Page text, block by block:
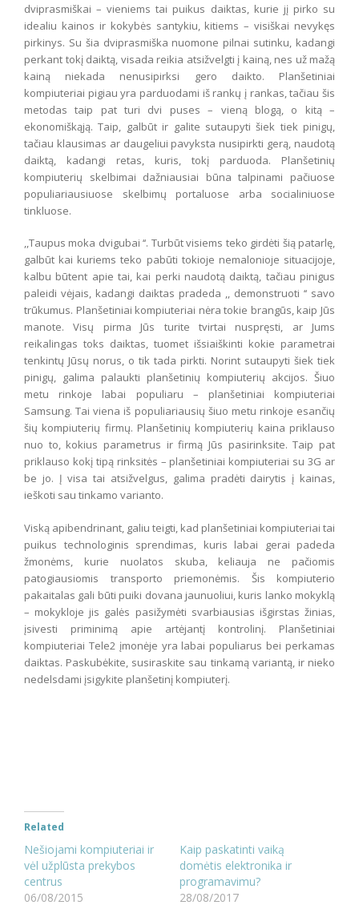
dviprasmiškai – vieniems tai puikus daiktas, kurie jį pirko su
idealiu kainos ir kokybės santykiu, kitiems – visiškai nevykęs
pirkinys. Su šia dviprasmiška nuomone pilnai sutinku, kadangi
perkant tokį daiktą, visada reikia atsižvelgti į kainą, nes už mažą
kainą niekada nenusipirksi gero daikto. Planšetiniai
kompiuteriai pigiau yra parduodami iš rankų į rankas, tačiau šis
metodas taip pat turi dvi puses – vieną blogą, o kitą –
ekonomiškąją. Taip, galbūt ir galite sutaupyti šiek tiek pinigų,
tačiau klausimas ar daugeliui pavyksta nusipirkti gerą, naudotą
daiktą, kadangi retas, kuris, tokį parduoda. Planšetinių
kompiuterių skelbimai dažniausiai būna talpinami pačiuose
populiariausiuose skelbimų portaluose arba socialiniuose
tinkluose.
,,Taupus moka dvigubai ‘‘. Turbūt visiems teko girdėti šią patarlę,
galbūt kai kuriems teko pabūti tokioje nemalonioje situacijoje,
kalbu būtent apie tai, kai perki naudotą daiktą, tačiau pinigus
paleidi vėjais, kadangi daiktas pradeda ,, demonstruoti ‘‘ savo
trūkumus. Planšetiniai kompiuteriai nėra tokie brangūs, kaip Jūs
manote. Visų pirma Jūs turite tvirtai nuspręsti, ar Jums
reikalingas toks daiktas, tuomet išsiaiškinti kokie parametrai
tenkintų Jūsų norus, o tik tada pirkti. Norint sutaupyti šiek tiek
pinigų, galima palaukti planšetinių kompiuterių akcijos. Šiuo
metu rinkoje labai populiaru – planšetiniai kompiuteriai
Samsung. Tai viena iš populiariausių šiuo metu rinkoje esančių
šių kompiuterių firmų. Planšetinių kompiuterių kaina priklauso
nuo to, kokius parametrus ir firmą Jūs pasirinksite. Taip pat
priklauso kokį tipą rinksitės – planšetiniai kompiuteriai su 3G ar
be jo. Į visa tai atsižvelgus, galima pradėti dairytis į kainas,
ieškoti sau tinkamo varianto.
Viską apibendrinant, galiu teigti, kad planšetiniai kompiuteriai tai
puikus technologinis sprendimas, kuris labai gerai padeda
žmonėms, kurie nuolatos skuba, keliauja ne pačiomis
patogiausiomis transporto priemonėmis. Šis kompiuterio
pakaitalas gali būti puiki dovana jaunuoliui, kuris lanko mokyklą
– mokykloje jis galės pasižymėti svarbiausias išgirstas žinias,
įsivesti priminimą apie artėjantį kontrolinį. Planšetiniai
kompiuteriai Tele2 įmonėje yra labai populiarus bei perkamas
daiktas. Paskubėkite, susiraskite sau tinkamą variantą, ir nieko
nedelsdami įsigykite planšetinį kompiuterį.
Related
Nešiojami kompiuteriai ir
vėl užplūsta prekybos
centrus
06/08/2015
Kaip paskatinti vaiką
domėtis elektronika ir
programavimu?
28/08/2017